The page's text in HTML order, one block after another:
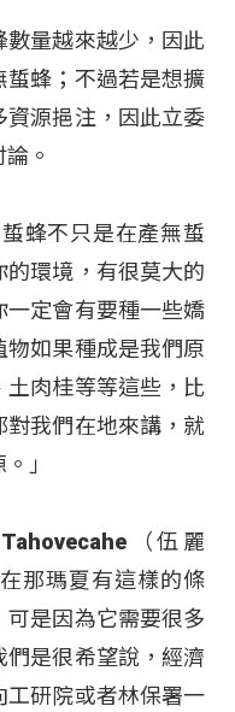
數量越來越少，因此
蜂；不過若是想擴
資源挹注，因此立委
。
蜂不只是在產無蜇
環境，有很莫大的
一定會有要種一些嬌
物如果種成是我們原
土肉桂等等這些，比
我們在地來講，就
」
（伍麗
那瑪夏有這樣的條
是因為它需要很多
是很希望說，經濟
工研院或者林保署一